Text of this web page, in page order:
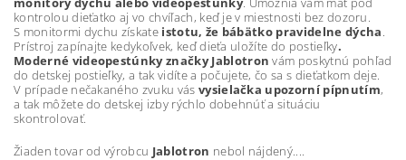
kontrolou dieťatko aj vo chvíľach, keď je v miestnosti bez dozoru.
S monitormi dychu získate istotu, že bábätko pravidelne dýcha.
Prístroj zapínajte kedykoľvek, keď dieťa uložíte do postieľky.
Moderné videopestúnky značky Jablotron vám poskytnú pohľad
do detskej postieľky, a tak vidíte a počujete, čo sa s dieťatkom deje.
V prípade nečakaného zvuku vás vysielačka upozorní pípnutím,
a tak môžete do detskej izby rýchlo dobehnúť a situáciu
skontrolovať.
Žiaden tovar od výrobcu Jablotron nebol nájdený....